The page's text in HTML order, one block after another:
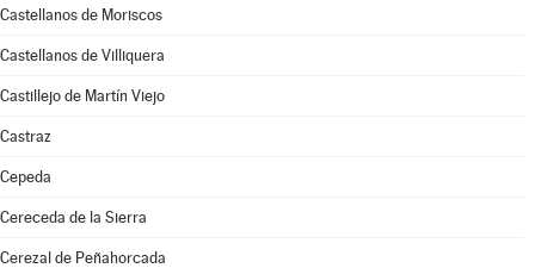
Castellanos de Moriscos
Castellanos de Villiquera
Castillejo de Martín Viejo
Castraz
Cepeda
Cereceda de la Sierra
Cerezal de Peñahorcada